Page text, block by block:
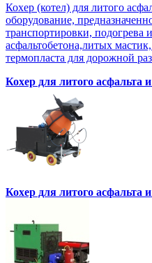
Кохер (котел) для литого
оборудование,
транспортировки, подогрева
асфальтобетона,литых
термопласта для дорожной
Кохер для литого асфальта
Кохер для литого асфальта